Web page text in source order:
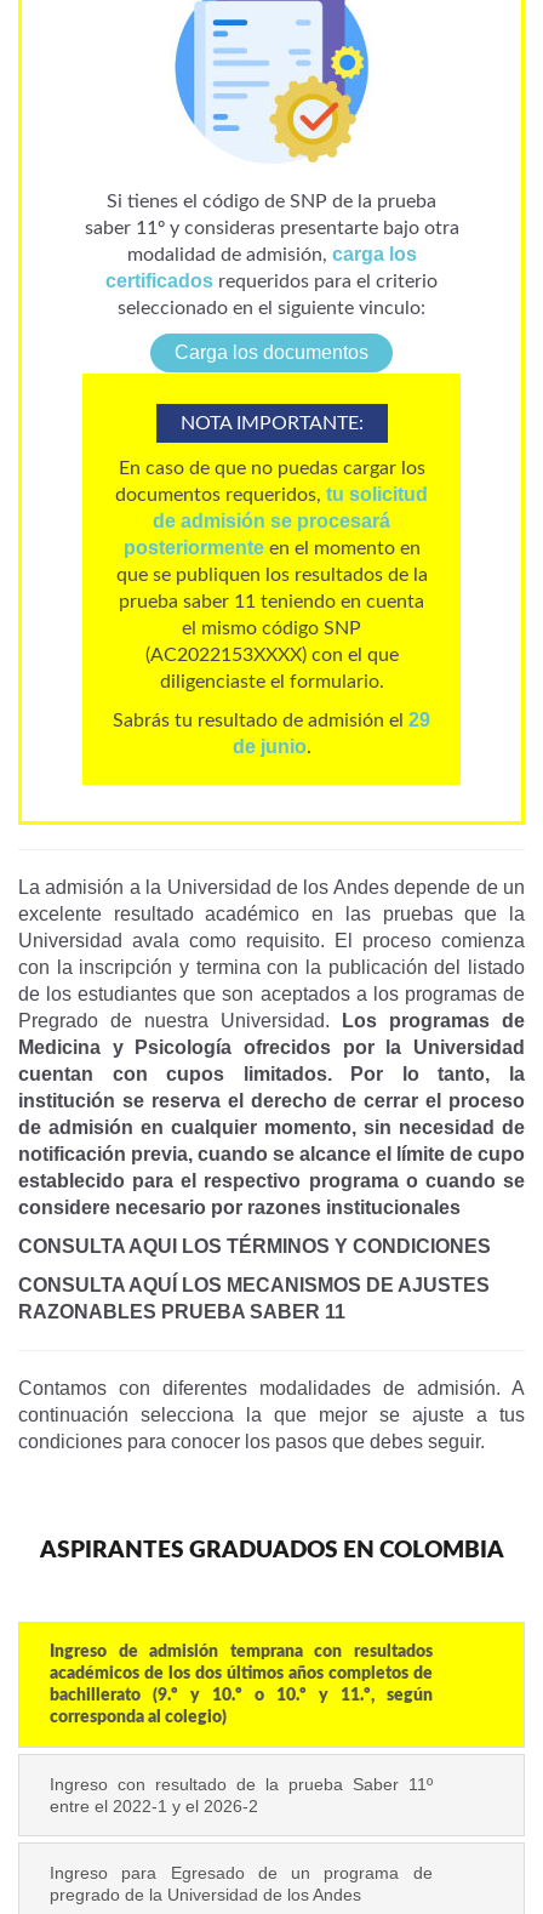
Si tienes el código de SNP de la prueba
saber 11º y consideras presentarte bajo otra
modalidad de admisión, carga los
certificados requeridos para el criterio
seleccionado en el siguiente vinculo:
Carga los documentos
NOTA IMPORTANTE:
En caso de que no puedas cargar los
documentos requeridos, tu solicitud
de admisión se procesará
posteriormenteen el momento en
que se publiquen los resultados de la
prueba saber 11 teniendo en cuenta
el mismo código SNP
(AC2022153XXXX) con el que
diligenciaste el formulario.
Sabrás tu resultado de admisión el 29
de junio.
La admisión a la Universidad de los Andes depende de un
excelente resultado académico en las pruebas que la
Universidad avala como requisito. El proceso comienza
con la inscripción y termina con la publicación del listado
de los estudiantes que son aceptados a los programas de
Pregrado de nuestra Universidad.
Los programas de
Medicina y Psicología ofrecidos por la Universidad
cuentan con cupos limitados. Por lo tanto, la
institución se reserva el derecho de cerrar el proceso
de admisión en cualquier momento, sin necesidad de
notificación previa, cuando se alcance el límite de cupo
establecido para el respectivo programa o cuando se
considere necesario por razones institucionales
CONSULTA AQUI LOS TÉRMINOS Y CONDICIONES
CONSULTA AQUÍ LOS MECANISMOS DE AJUSTES
RAZONABLES PRUEBA SABER 11
Contamos con diferentes modalidades de admisión. A
continuación selecciona la que mejor se ajuste a tus
condiciones para conocer los pasos que debes seguir.
ASPIRANTES GRADUADOS EN COLOMBIA
Ingreso de admisión temprana con resultados
académicos de los dos últimos años completos de
bachillerato (9.º y 10.º o 10.º y 11.º, según
corresponda al colegio)
Ingreso con resultado de la prueba Saber 11º
entre el 2022-1 y el 2026-2
Ingreso para Egresado de un programa de
pregrado de la Universidad de los Andes